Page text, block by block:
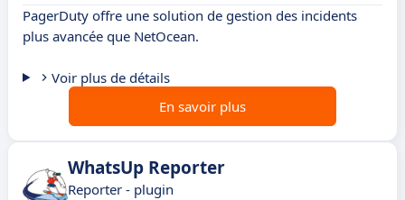
PagerDuty offre une solution de gestion des incidents
plus avancée que NetOcean.
Voir plus de détails
En savoir plus
WhatsUp Reporter
Reporter - plugin